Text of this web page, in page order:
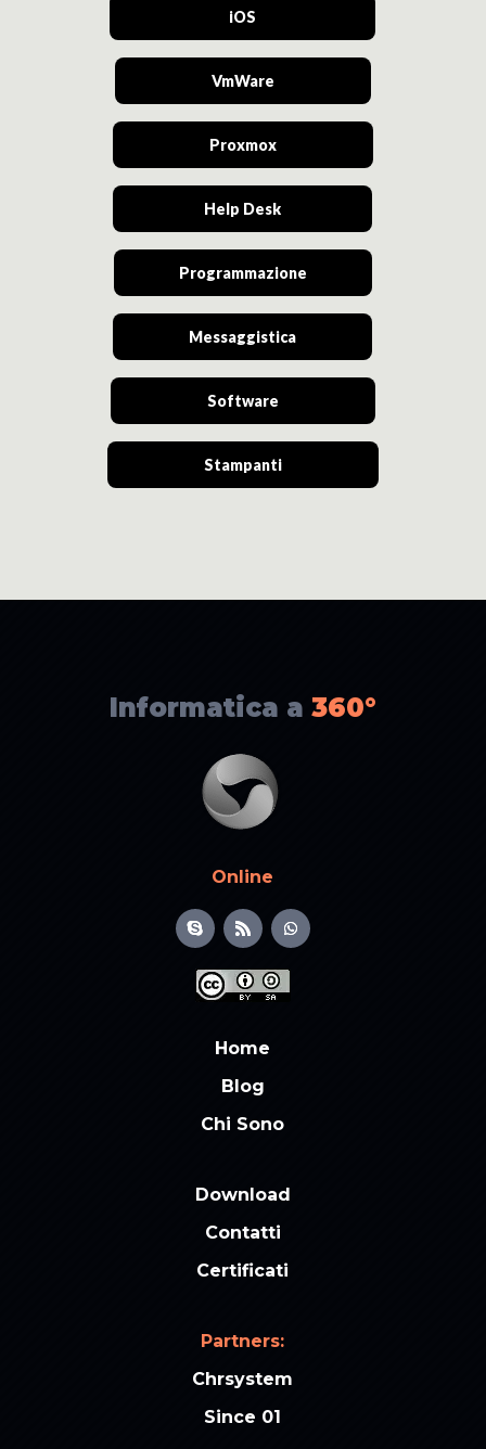
iOS
VmWare
Proxmox
Help Desk
Programmazione
Messaggistica
Software
Stampanti
Informatica a 360°
Online
Home
Blog
Chi Sono
Download
Contatti
Certificati
Partners:
Chrsystem
Since 01